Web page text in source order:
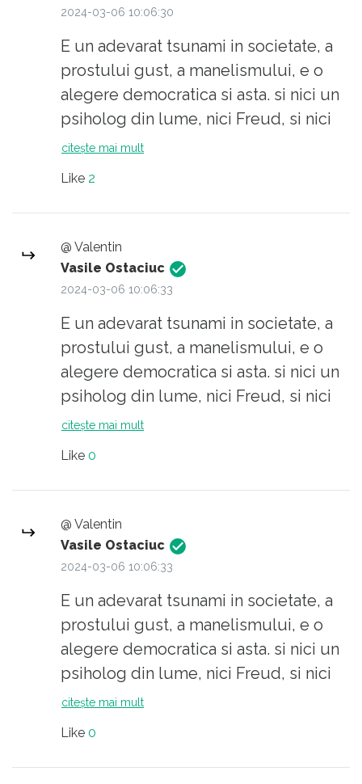
figureze în comisiile de programe școlare,
manuale și subiecte de examen.
Se vrea? Nu se vrea...
gust, fenomen care nu apare în
sistemele performante.
2024-03-06 10:06:30
E un adevarat tsunami in societate, a
prostului gust, a manelismului, e o
alegere democratica si asta. si nici un
psiholog din lume, nici Freud, si nici
Jung, nu poate opri fenomenul. Elevii,
un fel de efort, in special intelectual.
Sa citez o expresie la moda ,,Nici un
geniu nu poate convinge un prost ca
e prost.,, Nu generalizez, e vorba doar
de 80% dintre ei.
citește mai mult
Like 2
@ Valentin
Vasile Ostaciuc
2024-03-06 10:06:33
E un adevarat tsunami in societate, a
prostului gust, a manelismului, e o
alegere democratica si asta. si nici un
psiholog din lume, nici Freud, si nici
Jung, nu poate opri fenomenul. Elevii,
un fel de efort, in special intelectual.
Sa citez o expresie la moda ,,Nici un
geniu nu poate convinge un prost ca
e prost.,, Nu generalizez, e vorba doar
de 80% dintre ei.
citește mai mult
Like 0
@ Valentin
Vasile Ostaciuc
2024-03-06 10:06:33
E un adevarat tsunami in societate, a
prostului gust, a manelismului, e o
alegere democratica si asta. si nici un
psiholog din lume, nici Freud, si nici
Jung, nu poate opri fenomenul. Elevii,
un fel de efort, in special intelectual.
citește mai mult
Like 0